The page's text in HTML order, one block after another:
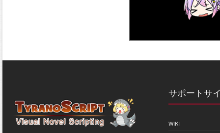
サポートサ
WIKI